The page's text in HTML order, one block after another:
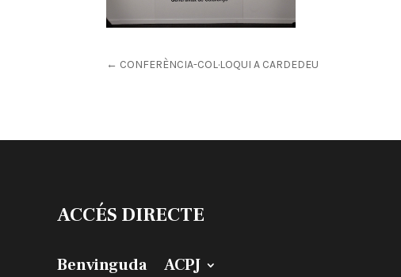
← CONFERÈNCIA-COL·LOQUI A CARDEDEU
ACCÉS DIRECTE
Benvinguda
ACPJ